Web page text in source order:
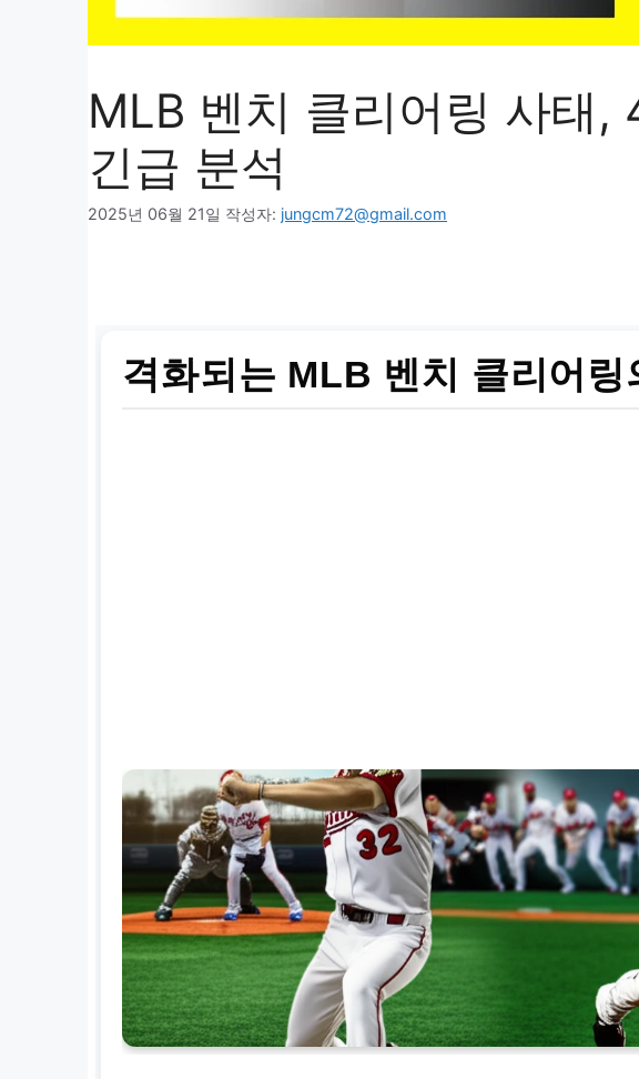
MLB 벤치 클리어링 사태,
긴급 분석
2025년 06월 21일 작성자: jungcm72@gmail.com
격화되는 MLB 벤치 클리어링